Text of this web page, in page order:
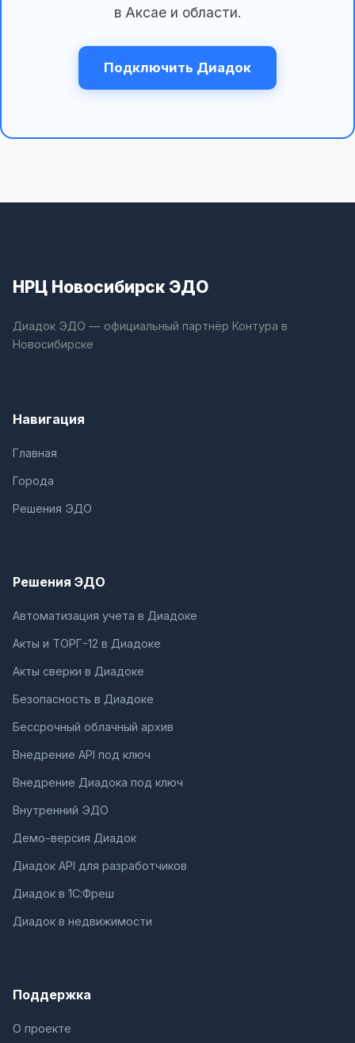
в Аксае и области.
Подключить Диадок
НРЦ Новосибирск ЭДО
Диадок ЭДО — официальный партнёр Контура в
Новосибирске
Навигация
Главная
Города
Решения ЭДО
Решения ЭДО
Автоматизация учета в Диадоке
Акты и ТОРГ-12 в Диадоке
Акты сверки в Диадоке
Безопасность в Диадоке
Бессрочный облачный архив
Внедрение API под ключ
Внедрение Диадока под ключ
Внутренний ЭДО
Демо-версия Диадок
Диадок API для разработчиков
Диадок в 1С:Фреш
Диадок в недвижимости
Поддержка
О проекте